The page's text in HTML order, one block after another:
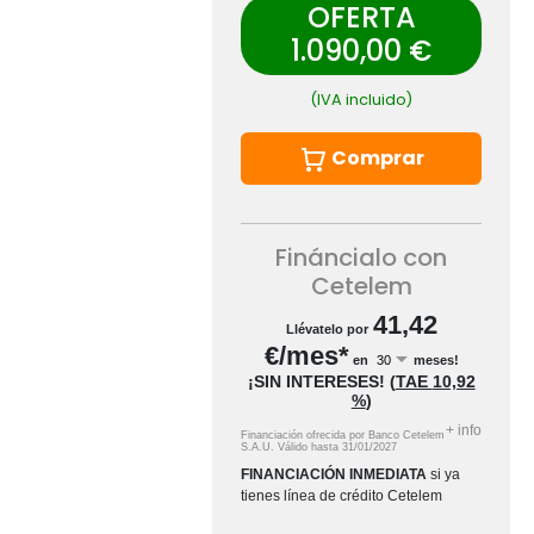
OFERTA
1.090,00 €
(IVA incluido)
Comprar
Fináncialo con
Cetelem
Llévatelo por 41,42
€/mes* en meses!
¡SIN INTERESES! (TAE 10,92
%)
Financiación ofrecida por Banco Cetelem
S.A.U.Válido hasta31/01/2027
+ info
FINANCIACIÓN INMEDIATA si ya
tienes línea de crédito Cetelem